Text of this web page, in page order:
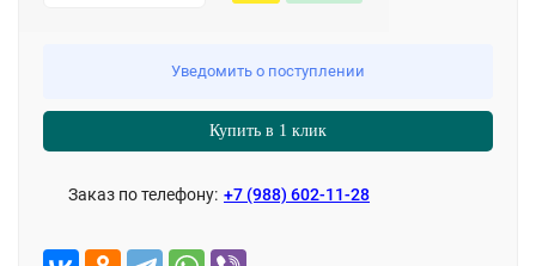
Уведомить о поступлении
Купить в 1 клик
Заказ по телефону: +7 (988) 602-11-28